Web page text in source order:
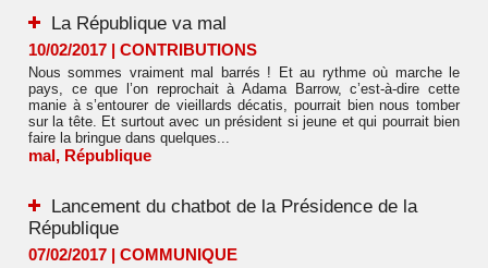
La République va mal
10/02/2017 | CONTRIBUTIONS
Nous sommes vraiment mal barrés ! Et au rythme où marche le
pays, ce que l’on reprochait à Adama Barrow, c’est-à-dire cette
manie à s’entourer de vieillards décatis, pourrait bien nous tomber
sur la tête. Et surtout avec un président si jeune et qui pourrait bien
faire la bringue dans quelques...
mal, République
Lancement du chatbot de la Présidence de la
République
07/02/2017 | COMMUNIQUE